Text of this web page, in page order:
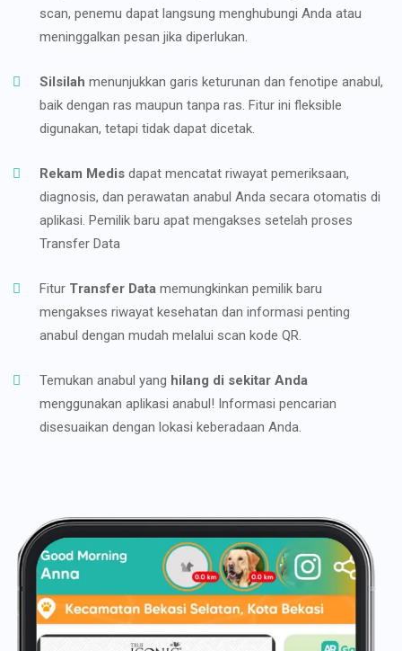
scan, penemu dapat langsung menghubungi Anda atau
meninggalkan pesan jika diperlukan.
Silsilah menunjukkan garis keturunan dan fenotipe anabul,
baik dengan ras maupun tanpa ras. Fitur ini fleksible
digunakan, tetapi tidak dapat dicetak.
Rekam Medis dapat mencatat riwayat pemeriksaan,
diagnosis, dan perawatan anabul Anda secara otomatis di
aplikasi. Pemilik baru apat mengakses setelah proses
Transfer Data
Fitur Transfer Data memungkinkan pemilik baru
mengakses riwayat kesehatan dan informasi penting
anabul dengan mudah melalui scan kode QR.
Temukan anabul yang hilang di sekitar Anda
menggunakan aplikasi anabul! Informasi pencarian
disesuaikan dengan lokasi keberadaan Anda.